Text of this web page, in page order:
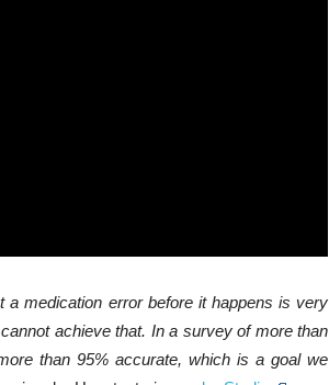
a medication error before it happens is very
achieve that. In a survey of more than
than 95% accurate, which is a goal we